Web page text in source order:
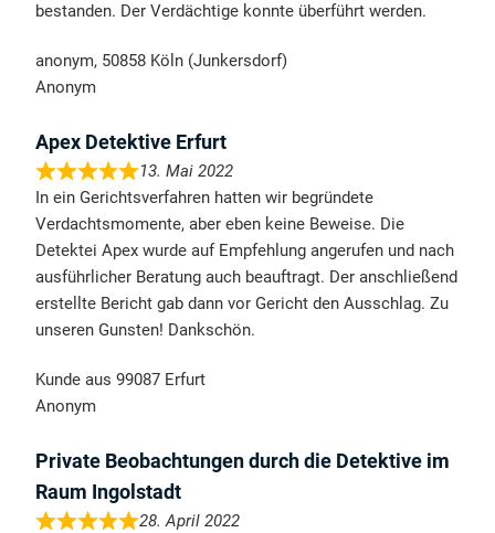
bestanden. Der Verdächtige konnte überführt werden.
anonym, 50858 Köln (Junkersdorf)
Anonym
Apex Detektive Erfurt
13. Mai 2022
In ein Gerichtsverfahren hatten wir begründete
Verdachtsmomente, aber eben keine Beweise. Die
Detektei Apex wurde auf Empfehlung angerufen und nach
ausführlicher Beratung auch beauftragt. Der anschließend
erstellte Bericht gab dann vor Gericht den Ausschlag. Zu
unseren Gunsten! Dankschön.
Kunde aus 99087 Erfurt
Anonym
Private Beobachtungen durch die Detektive im
Raum Ingolstadt
28. April 2022